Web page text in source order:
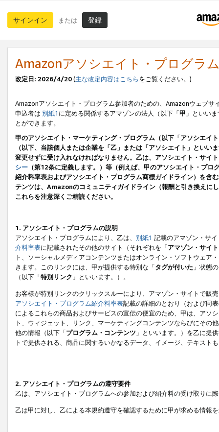
サインイン または 登録
Amazonアソシエイト・プログラ
改定日: 2026/4/20(主な改定内容はこちらをご覧ください。)
Amazonアソシエイト・プログラム参加者のための、Amazonウェブサ
申込者は 別紙1 に定める関係するアマゾンの法人（以下「甲 」といい
とができます。
甲のアソシエイト・マーケティング・プログラム（以下「アソシエイ
（以下、当該個人または企業を「乙」または「アソシエイト」とい
変更せずに受け入れなければなりません。乙は、アソシエイト・サイ
シー （第12条に定義します。）等（例えば、甲のアソシエイト・プ
紹介料率表およびアソシエイト・プログラム商標ガイドライン）を
テンツは、Amazonのコミュニティガイドライン（報酬と引き換えに
これらを注意深くご精読ください。
1. アソシエイト・プログラムの説明
アソシエイト・プログラムにより、乙は、 別紙1 記載のアマゾン・サ
介料率表に記載されたその他のサイト（それぞれを「アマゾン・サイト
ト、ソーシャルメディアコンテンツまたはオンライン・ソフトウェア
きます。このリンクには、甲が提供する特別な「タグが付いた 」状態
（以下「特別リンク 」といいます。）。
お客様が特別リンクのクリックスルーにより、アマゾン・サイトで販
アソシエイト・プログラム紹介料率表記載の詳細のとおり（および同
によるこれらの商品およびサービスの宣伝の便宜のため、甲は、アソ
ト、ウィジェット、リンク、マーケティングコンテンツならびにその
他の情報（以下「プログラム・コンテンツ 」といいます。）を乙に提
トで提供される、商品に関するいかなるデータ、イメージ、テキス
2. アソシエイト・プログラムの遵守要件
乙は、アソシエイト・プログラムへの参加および紹介料の受け取りに
乙は甲に対し、乙による本規約遵守を確認するために甲が求める情報